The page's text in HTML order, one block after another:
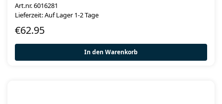
Art.nr. 6016281
Lieferzeit: Auf Lager 1-2 Tage
€62.95
In den Warenkorb